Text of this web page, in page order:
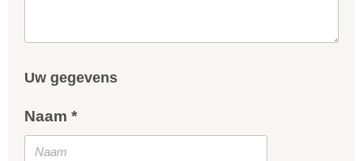
Uw gegevens
Naam *